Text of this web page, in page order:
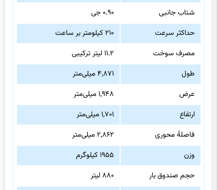
شتاب جانبی
۰.۹۰ جی
حداکثر سرعت
۲۱۰ کیلومتر بر ساعت
مصرف سوخت
۱۱.۲ لیتر ترکیبی
طول
۴,۸۷۱ میلی‌متر
عرض
۱,۹۴۸ میلی‌متر
ارتفاع
۱,۷۰۱ میلی‌متر
فاصلهٔ محوری
۲,۸۶۲ میلی‌متر
وزن
۱۹۵۵ کیلوگرم
حجم صندوق بار
۸۸۰ لیتر